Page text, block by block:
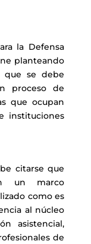
la Defensa
planteando
que se debe
proceso de
que ocupan
instituciones
citarse que
un marco
como es
al núcleo
asistencial,
de